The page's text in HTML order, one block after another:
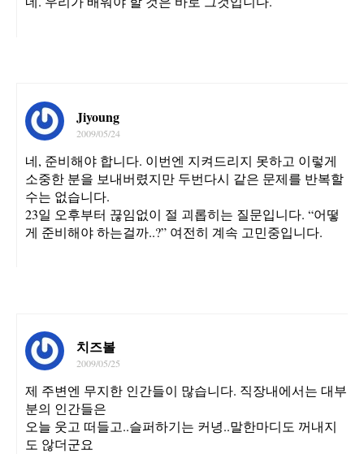
Jiyoung
2009/05/24
네, 준비해야 합니다. 이번엔 지켜드리지 못하고 이렇게
소중한 분을 보내버렸지만 두번다시 같은 문제를 반복할
수는 없습니다.
23일 오후부터 끊임없이 절 괴롭히는 질문입니다. “어떻
게 준비해야 하는걸까..?” 여전히 계속 고민중입니다.
치즈볼
2009/05/25
제 주변엔 무지한 인간들이 많습니다. 직장내에서는 대부
분의 인간들은
오늘 웃고 떠들고..슬퍼하기는 커녕..말한마디도 꺼내지
도 않더군요